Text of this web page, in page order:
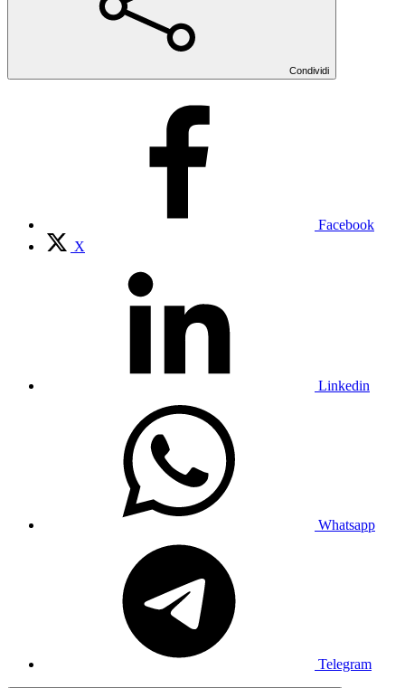
Condividi
Facebook
X
Linkedin
Whatsapp
Telegram